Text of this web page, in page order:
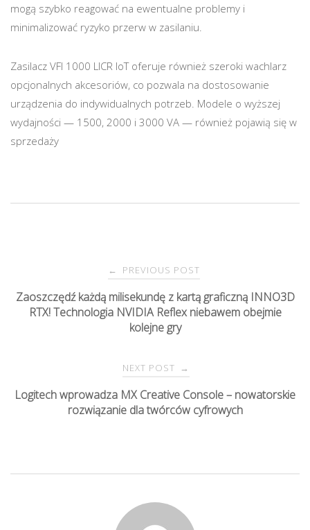
mogą szybko reagować na ewentualne problemy i
minimalizować ryzyko przerw w zasilaniu.
Zasilacz VFI 1000 LICR IoT oferuje również szeroki wachlarz
opcjonalnych akcesoriów, co pozwala na dostosowanie
urządzenia do indywidualnych potrzeb. Modele o wyższej
wydajności — 1500, 2000 i 3000 VA — również pojawią się w
sprzedaży
P
t
← PREVIOUS POST
Zaoszczędź każdą milisekundę z kartą graficzną INNO3D
RTX! Technologia NVIDIA Reflex niebawem obejmie
kolejne gry
NEXT POST →
Logitech wprowadza MX Creative Console – nowatorskie
rozwiązanie dla twórców cyfrowych